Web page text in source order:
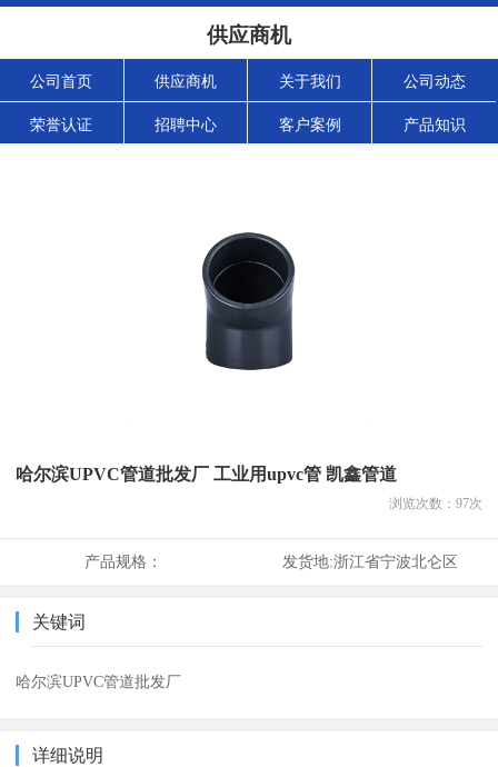
供应商机
公司首页 供应商机 关于我们 公司动态
荣誉认证 招聘中心 客户案例 产品知识
哈尔滨UPVC管道批发厂 工业用upvc管 凯鑫管道
浏览次数： 97次
产品规格： 发货地:浙江省宁波北仑区
关键词
哈尔滨UPVC管道批发厂
详细说明